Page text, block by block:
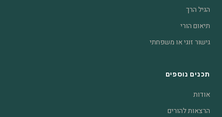
הגיל הרך
תיאום הורי
גישור זוגי או משפחתי
תכנים נוספים
אודות
הרצאות להורים